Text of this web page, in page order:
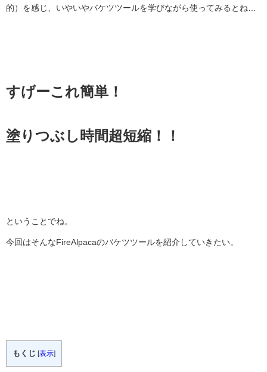
的）を感じ、いやいやバケツツールを学びながら使ってみるとね…
すげーこれ簡単！
塗りつぶし時間超短縮！！
ということでね。
今回はそんなFireAlpacaのバケツツールを紹介していきたい。
もくじ [表示]